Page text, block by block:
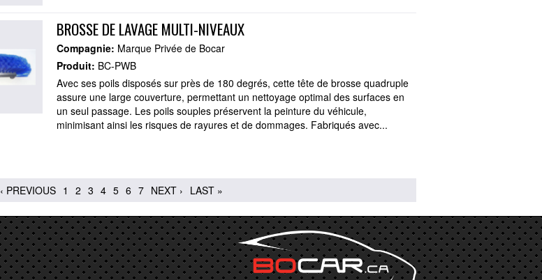
BROSSE DE LAVAGE MULTI-NIVEAUX
Compagnie: Marque Privée de Bocar
Produit: BC-PWB
Avec ses poils disposés sur près de 180 degrés, cette tête de brosse quadruple
assure une large couverture, permettant un nettoyage optimal des surfaces en
un seul passage. Les poils souples préservent la peinture du véhicule,
minimisant ainsi les risques de rayures et de dommages. Fabriqués avec...
‹ PREVIOUS 1 2 3 4 5 6 7 NEXT › LAST »